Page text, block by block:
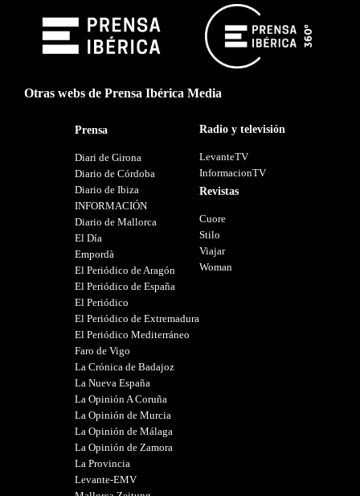
Otras webs de Prensa Ibérica Media
Prensa
Diari de Girona
Diario de Córdoba
Diario de Ibiza
INFORMACIÓN
Diario de Mallorca
El Día
Empordà
El Periódico de Aragón
El Periódico de España
El Periódico
El Periódico de Extremadura
El Periódico Mediterráneo
Faro de Vigo
La Crónica de Badajoz
La Nueva España
La Opinión A Coruña
La Opinión de Murcia
La Opinión de Málaga
La Opinión de Zamora
La Provincia
Levante-EMV
Radio y televisión
LevanteTV
InformacionTV
Revistas
Cuore
Stilo
Viajar
Woman